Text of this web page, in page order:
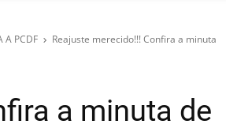
A PCDF
Reajuste merecido!!! Confira a minuta
a minuta de